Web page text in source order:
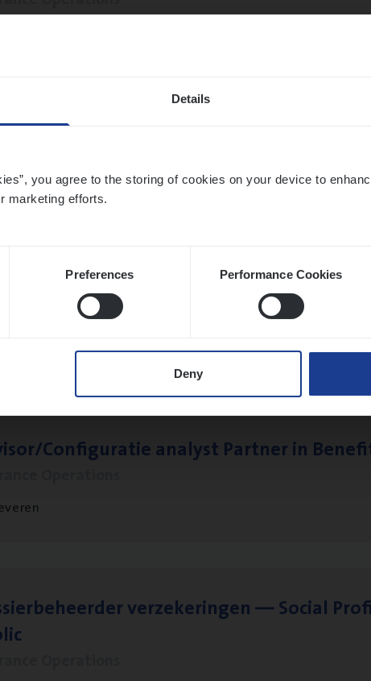
Details
you agree to the storing of cookies on your device to
marketing efforts.
Preferences Performance Cookies
Deny
Exe­cu­ti­ve Marine
Care Expert
Services
​Configuratie ana­lyst Part­ner in
ver­ze­ke­rin­gen — Soci­al